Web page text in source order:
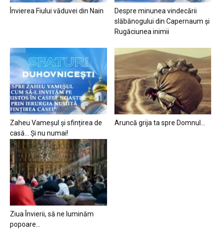
Învierea Fiului văduvei din Nain
Despre minunea vindecării
slăbănogului din Capernaum și
Rugăciunea inimii
Zaheu Vameșul și sfințirea de
casă… Și nu numai!
Aruncă grija ta spre Domnul…
Ziua Învierii, să ne luminăm
popoare…